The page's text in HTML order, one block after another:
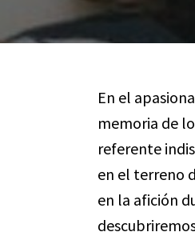
En el
memoria de
referente
en el terreno
en la afición